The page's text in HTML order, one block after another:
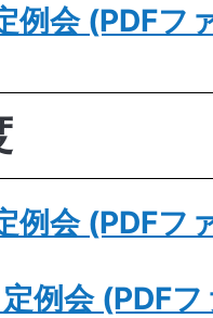
例会 (PDFフ
例会 (PDFフ
例会 (PDF